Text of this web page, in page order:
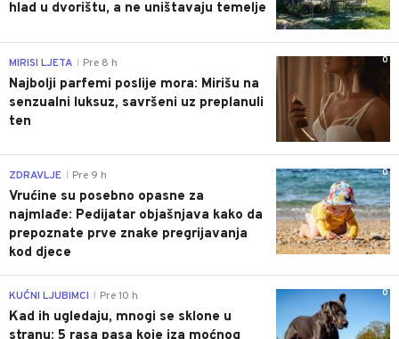
hlad u dvorištu, a ne uništavaju temelje
0
MIRISI LJETA Pre 8 h
Najbolji parfemi poslije mora: Mirišu na
senzualni luksuz, savršeni uz preplanuli
ten
0
ZDRAVLJE Pre 9 h
Vrućine su posebno opasne za
najmlađe: Pedijatar objašnjava kako da
prepoznate prve znake pregrijavanja
kod djece
0
KUĆNI LJUBIMCI Pre 10 h
Kad ih ugledaju, mnogi se sklone u